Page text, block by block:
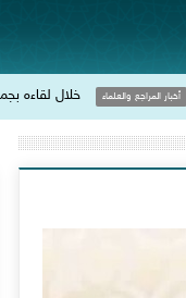
خلال لقاءه بجمع ٍمن صنّاع